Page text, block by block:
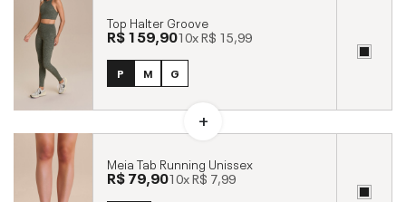
Top Halter Groove
R$ 159,9010xR$ 15,99
P M G
Meia Tab Running Unissex
R$ 79,9010xR$ 7,99